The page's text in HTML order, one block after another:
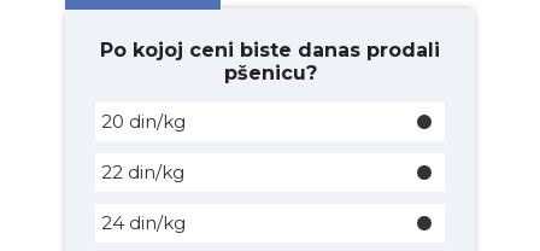
Po kojoj ceni biste danas prodali
pšenicu?
20 din/kg
22 din/kg
24 din/kg